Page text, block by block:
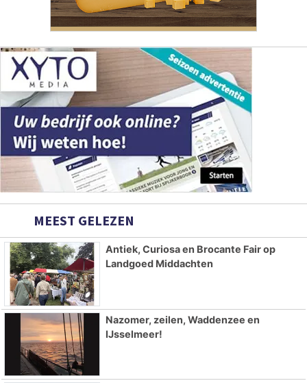
MEEST GELEZEN
Antiek, Curiosa en Brocante Fair op
Landgoed Middachten
Nazomer, zeilen, Waddenzee en
IJsselmeer!